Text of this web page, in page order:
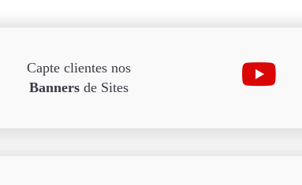
Capte clientes nos
Bannersde Sites